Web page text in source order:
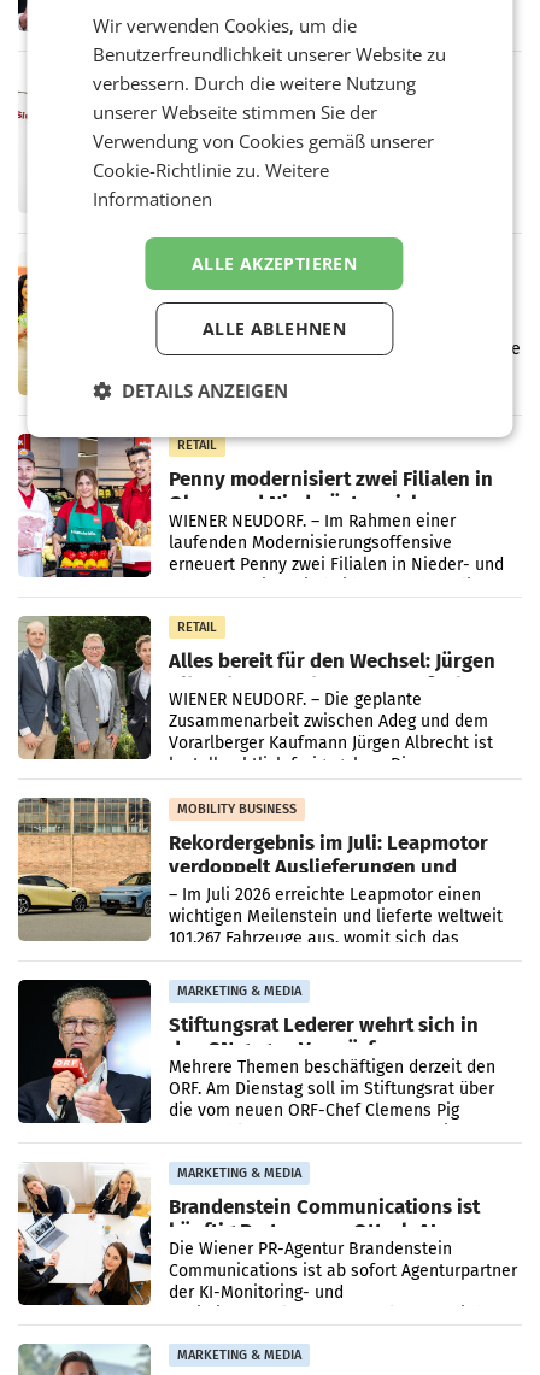
von 1.544,0 Mio. EUR erwirtschaftet, was
einem Plus von 3,8 Prozent gegenüber dem
Vergleichszeitraum
MARKETING & MEDIA
ProSiebenSat.1 spart und macht
überraschend viel Gewinn
UNTERFÖHRING/MAILAND/AMSTERDAM. Der
Fernsehkonzern ProSiebenSat.1 hat im
Frühjahr dank Kostensenkungen operativ
Markterwartung deutlich übertroffen.
RETAIL
Eine Bühne für Zirkularität: ARA und
Müller informieren am POS über
Über den gesamten August hinweg rücken die
Handelskonzern Müller die Initiative
Müller-Filialen
RETAIL
Penny modernisiert zwei Filialen in
Ober- und Niederösterreich
WIENER NEUDORF. – Im Rahmen einer
laufenden Modernisierungsoffensive
erneuert Penny zwei Filialen in Nieder- und
RETAIL
Alles bereit für den Wechsel: Jürgen
Albrecht setzt ab 1.1.2027 auf Adeg
WIENER NEUDORF. – Die geplante
Zusammenarbeit zwischen Adeg und dem
Vorarlberger Kaufmann Jürgen Albrecht ist
kartellrechtlich freigegeben: Die
Bundeswettbewerbsbehörde und der
Bundeskartellanwalt
MOBILITY BUSINESS
Rekordergebnis im Juli: Leapmotor
verdoppelt Auslieferungen und
überschreitet die 100.000er-Marke
– Im Juli 2026 erreichte Leapmotor einen
wichtigen Meilenstein und lieferte weltweit
101.267 Fahrzeuge aus, womit sich das
Ergebnis gegenüber Juli 2025 mehr als
verdoppelte (+102
MARKETING & MEDIA
Stiftungsrat Lederer wehrt sich in
den SN gegen Vorwürfe
Mehrere Themen beschäftigen derzeit den
ORF. Am Dienstag soll im Stiftungsrat über
die vom neuen ORF-Chef Clemens Pig
MARKETING & MEDIA
Brandenstein Communications ist
künftig Partner von OtterlyAI
Die Wiener PR-Agentur Brandenstein
Communications ist ab sofort Agenturpartner
der KI-Monitoring- und
MARKETING & MEDIA
Wir verwenden Cookies, um die
Benutzerfreundlichkeit unserer Website zu
verbessern. Durch die weitere Nutzung
unserer Webseite stimmen Sie der
Verwendung von Cookies gemäß unserer
Cookie-Richtlinie zu.Weitere
Informationen
ALLE AKZEPTIEREN
ALLE ABLEHNEN
DETAILS ANZEIGEN